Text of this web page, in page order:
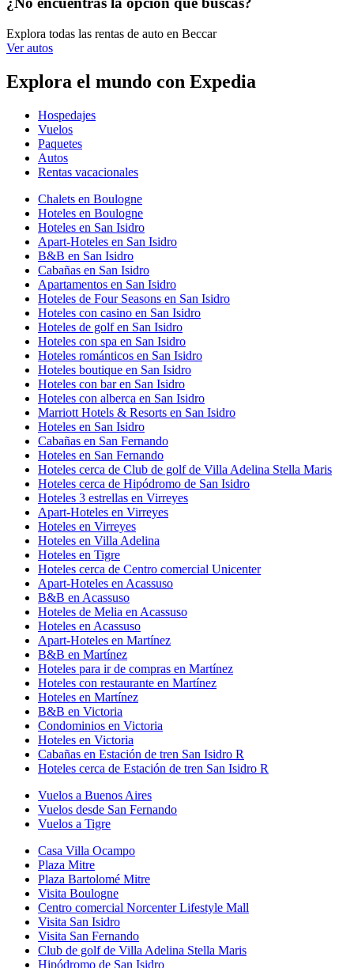
Explora todas las rentas de auto en Beccar
Ver autos
Explora el mundo con Expedia
Hospedajes
Vuelos
Paquetes
Autos
Rentas vacacionales
Chalets en Boulogne
Hoteles en Boulogne
Hoteles en San Isidro
Apart-Hoteles en San Isidro
B&B en San Isidro
Cabañas en San Isidro
Apartamentos en San Isidro
Hoteles de Four Seasons en San Isidro
Hoteles con casino en San Isidro
Hoteles de golf en San Isidro
Hoteles con spa en San Isidro
Hoteles románticos en San Isidro
Hoteles boutique en San Isidro
Hoteles con bar en San Isidro
Hoteles con alberca en San Isidro
Marriott Hotels & Resorts en San Isidro
Hoteles en San Isidro
Cabañas en San Fernando
Hoteles en San Fernando
Hoteles cerca de Club de golf de Villa Adelina Stella Maris
Hoteles cerca de Hipódromo de San Isidro
Hoteles 3 estrellas en Virreyes
Apart-Hoteles en Virreyes
Hoteles en Virreyes
Hoteles en Villa Adelina
Hoteles en Tigre
Hoteles cerca de Centro comercial Unicenter
Apart-Hoteles en Acassuso
B&B en Acassuso
Hoteles de Melia en Acassuso
Hoteles en Acassuso
Apart-Hoteles en Martínez
B&B en Martínez
Hoteles para ir de compras en Martínez
Hoteles con restaurante en Martínez
Hoteles en Martínez
B&B en Victoria
Condominios en Victoria
Hoteles en Victoria
Cabañas en Estación de tren San Isidro R
Hoteles cerca de Estación de tren San Isidro R
Vuelos a Buenos Aires
Vuelos desde San Fernando
Vuelos a Tigre
Casa Villa Ocampo
Plaza Mitre
Plaza Bartolomé Mitre
Visita Boulogne
Centro comercial Norcenter Lifestyle Mall
Visita San Isidro
Visita San Fernando
Club de golf de Villa Adelina Stella Maris
Hipódromo de San Isidro